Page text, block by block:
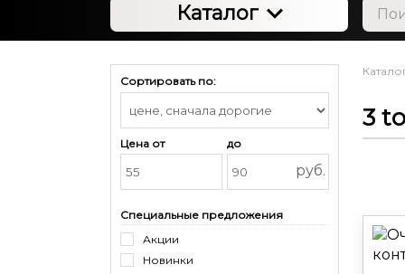
Каталог
Сортировать по:
Цена от до
руб.
Специальные предложения
Акции
Новинки
3